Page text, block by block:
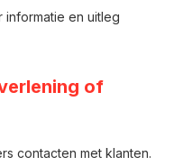
informatie en uitleg
of
contacten met klanten.